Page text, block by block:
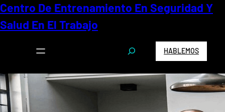
Centro De Entrenamiento En Seguridad Y
Salud En El Trabajo
S
e
r
c
HABLEMOS